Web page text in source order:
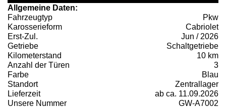
Allgemeine Daten:
Fahrzeugtyp
Pkw
Karosserieform
Cabriolet
Erst-Zul.
Jun / 2026
Getriebe
Schaltgetriebe
Kilometerstand
10 km
Anzahl der Türen
3
Farbe
Blau
Standort
Zentrallager
Lieferzeit
ab ca. 11.09.2026
Unsere Nummer
GW-A7002